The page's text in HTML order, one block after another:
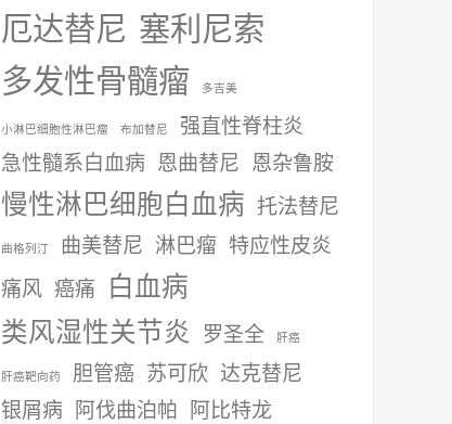
厄达替尼 塞利尼索
多发性骨髓瘤
多吉美
小淋巴细胞性淋巴瘤 布加替尼
强直性脊柱炎
急性髓系白血病
恩曲替尼 恩杂鲁胺
慢性淋巴细胞白血病 托法替尼
曲格列汀 曲美替尼 淋巴瘤 特应性皮炎
痛风 癌痛
白血病
类风湿性关节炎
罗圣全 肝癌
肝癌靶向药 胆管癌 苏可欣 达克替尼
银屑病
阿伐曲泊帕 阿比特龙